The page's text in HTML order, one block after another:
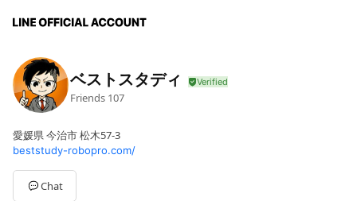
ベストスタディ
Friends 107
愛媛県 今治市 松木57-3
beststudy-robopro.com/
Chat